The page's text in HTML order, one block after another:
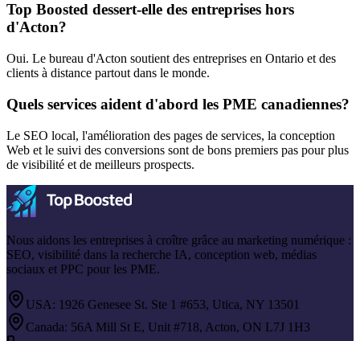
Top Boosted dessert-elle des entreprises hors
d'Acton?
Oui. Le bureau d'Acton soutient des entreprises en Ontario et des
clients à distance partout dans le monde.
Quels services aident d'abord les PME canadiennes?
Le SEO local, l'amélioration des pages de services, la conception
Web et le suivi des conversions sont de bons premiers pas pour plus
de visibilité et de meilleurs prospects.
Nous aidons les entreprises à croître grâce au marketing numérique :
SEO, visibilité dans la recherche IA, conception web, médias
sociaux et PPC pour les PME.
USA: 1926 Genesee St. Ste 1 #653, Utica, NY 13501
Canada: 56A Mill St E, Unit #718, Acton, ON L7J 1H3